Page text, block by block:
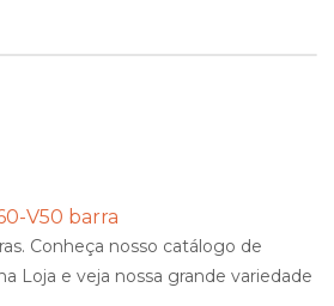
V50 barra
Conheça nosso catálogo de
Loja e veja nossa grande variedade